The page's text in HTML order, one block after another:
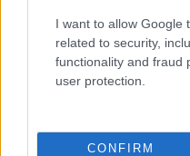
I want to allow Google
related to security,
functionality and fraud
user protection.
CONFIRM
Linda Pellegrini · 7 Lug 2026
B2B NEWS